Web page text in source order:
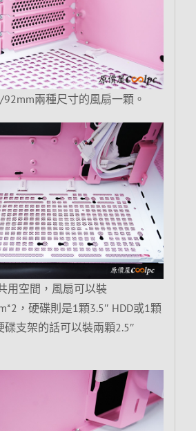
兩種尺寸的風扇一顆。
用空間，風扇可以裝
，硬碟則是1顆3.5″ HDD或1顆
碟支架的話可以裝兩顆2.5″